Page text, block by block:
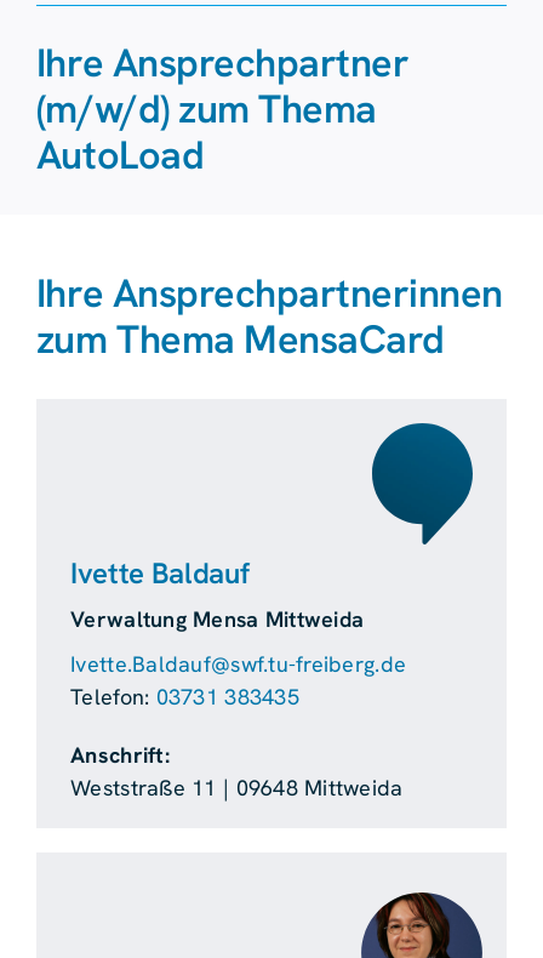
Ihre Ansprechpartner
(m/w/d) zum Thema
AutoLoad
Ihre Ansprechpartnerinnen
zum Thema MensaCard
Ivette Baldauf
Verwaltung Mensa Mittweida
Ivette.Baldauf@swf.tu-freiberg.de
Telefon: 03731 383435
Anschrift:
Weststraße 11 | 09648 Mittweida